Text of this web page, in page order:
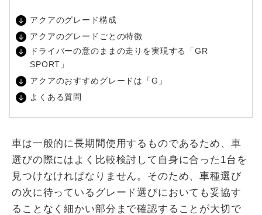
アクアのグレード構成
アクアのグレードごとの特徴
ドライバーの意のままの走りを実現する「GR
SPORT」
アクアのおすすめグレードは「G」
よくある質問
車は一般的に長期間使用するものであるため、車
選びの際にはよく比較検討して自身に合った1台を
見つけなければなりません。そのため、車種選び
の次に待っているグレード選びにおいても妥協す
ることなく細かい部分まで確認することが大切で